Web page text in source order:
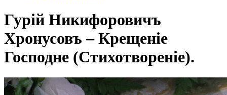
Гурій Никифоровичъ
Хронусовъ – Крещеніе
Господне (Стихотвореніе).